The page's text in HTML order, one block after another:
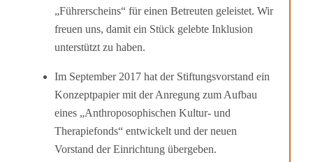
„Führerscheins“ für einen Betreuten geleistet. Wir
freuen uns, damit ein Stück gelebte Inklusion
unterstützt zu haben.
Im September 2017 hat der Stiftungsvorstand ein
Konzeptpapier mit der Anregung zum Aufbau
eines „Anthroposophischen Kultur- und
Therapiefonds“ entwickelt und der neuen
Vorstand der Einrichtung übergeben.